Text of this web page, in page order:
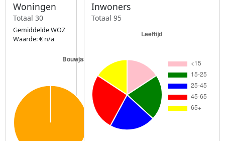
Woningen
Totaal 30
Gemiddelde WOZ
Waarde: € n/a
Inwoners
Totaal 95